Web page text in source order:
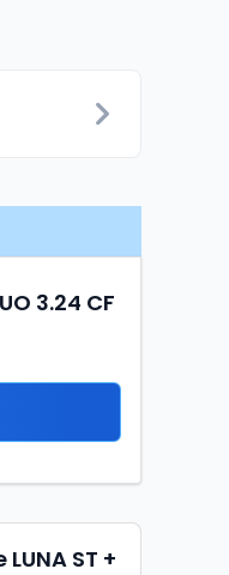
3.24 CF
ST +